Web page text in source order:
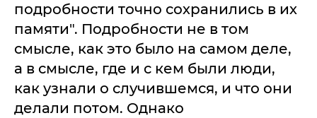
подробности точно сохранились в их
памяти". Подробности не в том
смысле, как это было на самом деле,
а в смысле, где и с кем были люди,
как узнали о случившемся, и что они
делали потом. Однако